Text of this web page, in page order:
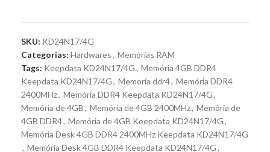
SKU: KD24N17/4G
Categorias: Hardwares, Memórias RAM
Tags: Keepdata KD24N17/4G, Memória 4GB DDR4
Keepdata KD24N17/4G, Memoria ddr4, Memória DDR4
2400MHz, Memória DDR4 Keepdata KD24N17/4G,
Memória de 4GB, Memória de 4GB 2400MHz, Memória de
4GB DDR4, Memória de 4GB Keepdata KD24N17/4G,
Memória Desk 4GB DDR4 2400MHz Keepdata KD24N17/4G
, Memória Desk 4GB DDR4 Keepdata KD24N17/4G,